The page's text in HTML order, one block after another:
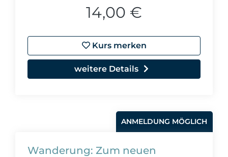
14,00 €
Kurs merken
weitere Details
ANMELDUNG MÖGLICH
Wanderung: Zum neuen